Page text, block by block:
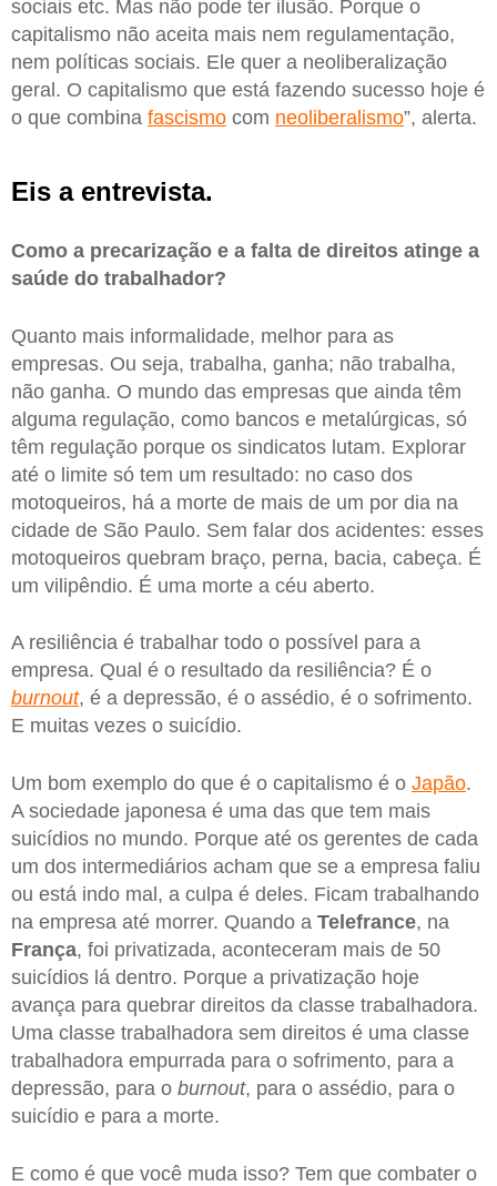
sociais etc. Mas não pode ter ilusão. Porque o
capitalismo não aceita mais nem regulamentação,
nem políticas sociais. Ele quer a neoliberalização
geral. O capitalismo que está fazendo sucesso hoje é
o que combina fascismo com neoliberalismo”, alerta.
Eis a entrevista.
Como a precarização e a falta de direitos atinge a
saúde do trabalhador?
Quanto mais informalidade, melhor para as
empresas. Ou seja, trabalha, ganha; não trabalha,
não ganha. O mundo das empresas que ainda têm
alguma regulação, como bancos e metalúrgicas, só
têm regulação porque os sindicatos lutam. Explorar
até o limite só tem um resultado: no caso dos
motoqueiros, há a morte de mais de um por dia na
cidade de São Paulo. Sem falar dos acidentes: esses
motoqueiros quebram braço, perna, bacia, cabeça. É
um vilipêndio. É uma morte a céu aberto.
A resiliência é trabalhar todo o possível para a
empresa. Qual é o resultado da resiliência? É o
burnout, é a depressão, é o assédio, é o sofrimento.
E muitas vezes o suicídio.
Um bom exemplo do que é o capitalismo é o Japão.
A sociedade japonesa é uma das que tem mais
suicídios no mundo. Porque até os gerentes de cada
um dos intermediários acham que se a empresa faliu
ou está indo mal, a culpa é deles. Ficam trabalhando
na empresa até morrer. Quando a Telefrance, na
França, foi privatizada, aconteceram mais de 50
suicídios lá dentro. Porque a privatização hoje
avança para quebrar direitos da classe trabalhadora.
Uma classe trabalhadora sem direitos é uma classe
trabalhadora empurrada para o sofrimento, para a
depressão, para o burnout, para o assédio, para o
suicídio e para a morte.
E como é que você muda isso? Tem que combater o